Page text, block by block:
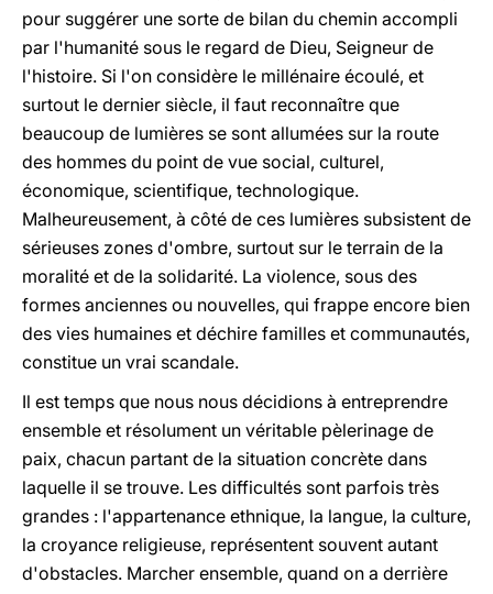
pour suggérer une sorte de bilan du chemin accompli
par l'humanité sous le regard de Dieu, Seigneur de
l'histoire. Si l'on considère le millénaire écoulé, et
surtout le dernier siècle, il faut reconnaître que
beaucoup de lumières se sont allumées sur la route
des hommes du point de vue social, culturel,
économique, scientifique, technologique.
Malheureusement, à côté de ces lumières subsistent de
sérieuses zones d'ombre, surtout sur le terrain de la
moralité et de la solidarité. La violence, sous des
formes anciennes ou nouvelles, qui frappe encore bien
des vies humaines et déchire familles et communautés,
constitue un vrai scandale.
Il est temps que nous nous décidions à entreprendre
ensemble et résolument un véritable pèlerinage de
paix, chacun partant de la situation concrète dans
laquelle il se trouve. Les difficultés sont parfois très
grandes : l'appartenance ethnique, la langue, la culture,
la croyance religieuse, représentent souvent autant
d'obstacles. Marcher ensemble, quand on a derrière